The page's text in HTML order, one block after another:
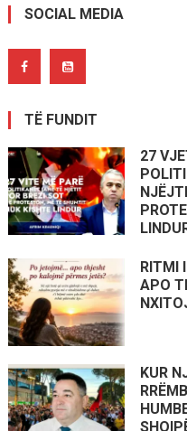
SOCIAL MEDIA
TË FUNDIT
27
RITMI
APO
KUR